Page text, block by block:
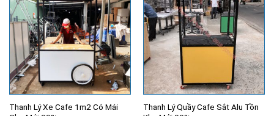
Thanh Lý Xe Cafe 1m2 Có Mái
Thanh Lý Quầy Cafe Sắt Alu Tồn